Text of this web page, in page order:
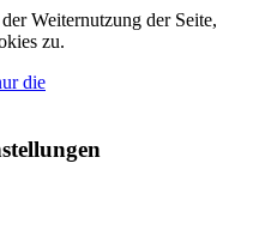
Weiternutzung der Seite,
zu.
die